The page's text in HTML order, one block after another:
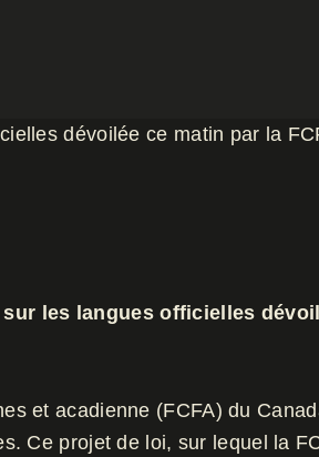
dévoilée ce matin par la
les langues officielles
et acadienne (FCFA) du
Ce projet de loi, sur lequel la